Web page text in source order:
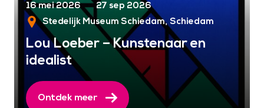
16 mei 2026
27 sep 2026
Stedelijk Museum Schiedam Schiedam
Lou Loeber – Kunstenaar en
idealist
Ontdek meer